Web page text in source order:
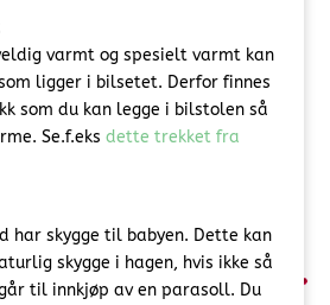
varmt og spesielt varmt kan
ligger i bilsetet. Derfor finnes
som du kan legge i bilstolen så
Se.f.eks dette trekket fra
har skygge til babyen. Dette kan
skygge i hagen, hvis ikke så
til innkjøp av en parasoll. Du